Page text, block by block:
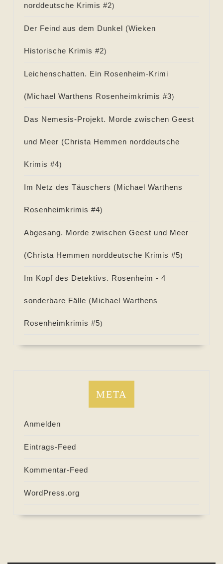
norddeutsche Krimis #2)
Der Feind aus dem Dunkel (Wieken
Historische Krimis #2)
Leichenschatten. Ein Rosenheim-Krimi
(Michael Warthens Rosenheimkrimis #3)
Das Nemesis-Projekt. Morde zwischen Geest
und Meer (Christa Hemmen norddeutsche
Krimis #4)
Im Netz des Täuschers (Michael Warthens
Rosenheimkrimis #4)
Abgesang. Morde zwischen Geest und Meer
(Christa Hemmen norddeutsche Krimis #5)
Im Kopf des Detektivs. Rosenheim - 4
sonderbare Fälle (Michael Warthens
Rosenheimkrimis #5)
META
Anmelden
Eintrags-Feed
Kommentar-Feed
WordPress.org